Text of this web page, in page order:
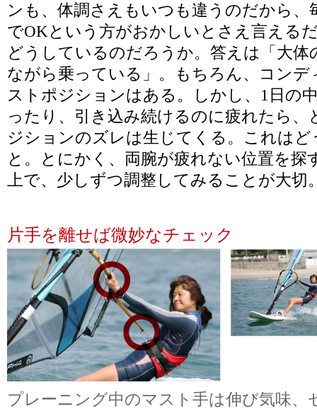
ンも、体調さえもいつも違うのだから、
でOKという方がおかしいとさえ言える
どうしているのだろうか。答えは「大体
ながら乗っている」。もちろん、コン
ストポジションはある。しかし、1日の
ったり、引き込み続けるのに疲れたら、
ジションのズレは生じてくる。これは
と。とにかく、両腕が疲れない位置を探
上で、少しずつ調整してみることが大切
片手を離せば微妙なチェック
プレーニング中のマスト手は伸び気味、